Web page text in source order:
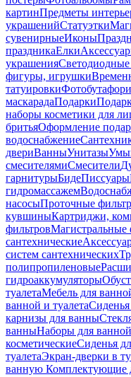
картинПредметы
украшенийСтатуэтки
сувенирныеИконы
праздникаЕлки
украшения
фигуры, игрушки
татуировки
маскарадаПодарки
наборы косметики для
бритьяОформление
водоснабжение
двериВанныУнитазы
смесителямиСмесители
гарнитурыБидеПиссуары
гидромассажем
насосыПроточные
кувшиныКартриджи,
фильтровМагистральные
сантехнические
систем сантехнических
полипропиленовые
гидроаккумуляторы
туалетаМебель для
ванной и туалетаСиденья
карнизы для ванны
ванныНаборы для ванной
косметическиеСиденья
туалетаЭкран-дверки в
ванную Комплектующие